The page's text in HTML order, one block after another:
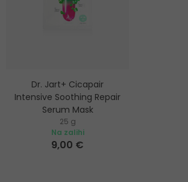
Dr. Jart+ Cicapair
Intensive Soothing Repair
Serum Mask
Umirujuća maska u
maramici
25 g
Na zalihi
9,00 €